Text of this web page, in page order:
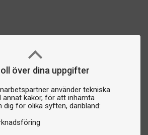
över dina uppgifter
använder tekniska
annat kakor, för att inhämta
för olika syften, däribland: